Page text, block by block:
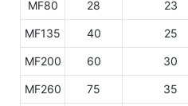
MF80 28 23
MF135 40 25
MF200 60 30
MF260 75 35